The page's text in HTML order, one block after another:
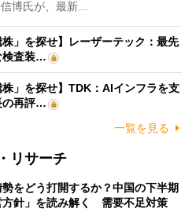
博氏が、最新…
株」を探せ】レーザーテック：最先
検査装…
株」を探せ】TDK：AIインフラを支
の再評…
一覧を見る
リサーチ
をどう打開するか？中国の下半期
方針」を読み解く 需要不足対策